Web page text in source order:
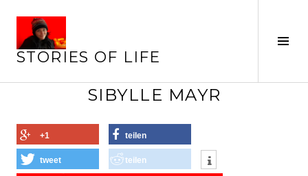
Inhalt
STORIES OF LIFE
SIBYLLE MAYR
+1 teilen
tweet teilen